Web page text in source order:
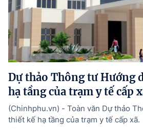
Doanh nghiệp hiến kế
Chính sách và cuộc sống
Hướng dẫn thực hiện chính sách
Phát triển kinh tế tư nhân và
Ocop và chuỗi giá trị Nông sản
Kinh tế tư nhân
Dự thảo Thông tư Hướng
hạ tầng của trạm y tế cấp
(Chinhphu.vn) - Toàn văn Dự thảo
thiết kế hạ tầng của trạm y tế cấp xã.